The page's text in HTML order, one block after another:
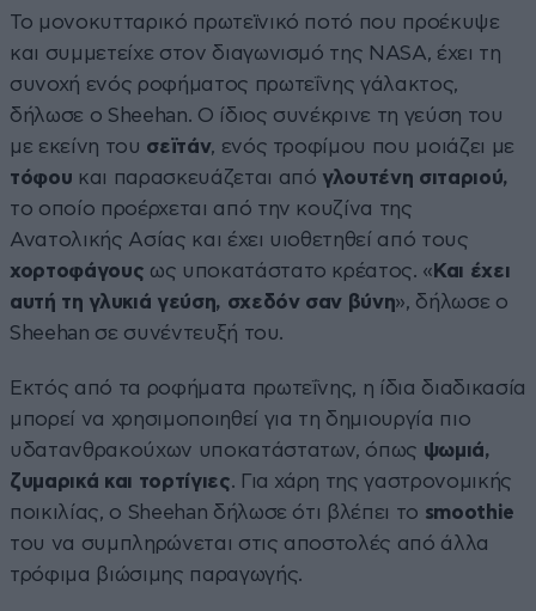
Το μονοκυτταρικό πρωτεϊνικό ποτό που προέκυψε
και συμμετείχε στον διαγωνισμό της NASA, έχει τη
συνοχή ενός ροφήματος πρωτεΐνης γάλακτος,
δήλωσε ο Sheehan. Ο ίδιος συνέκρινε τη γεύση του
με εκείνη του σεϊτάν, ενός τροφίμου που μοιάζει με
τόφου και παρασκευάζεται από γλουτένη σιταριού,
το οποίο προέρχεται από την κουζίνα της
Ανατολικής Ασίας και έχει υιοθετηθεί από τους
χορτοφάγους ως υποκατάστατο κρέατος. « Και έχει
αυτή τη γλυκιά γεύση, σχεδόν σαν βύνη», δήλωσε ο
Sheehan σε συνέντευξή του.
Εκτός από τα ροφήματα πρωτεΐνης, η ίδια διαδικασία
μπορεί να χρησιμοποιηθεί για τη δημιουργία πιο
υδατανθρακούχων υποκατάστατων, όπως ψωμιά,
ζυμαρικά και τορτίγιες. Για χάρη της γαστρονομικής
ποικιλίας, ο Sheehan δήλωσε ότι βλέπει το smoothie
του να συμπληρώνεται στις αποστολές από άλλα
τρόφιμα βιώσιμης παραγωγής.